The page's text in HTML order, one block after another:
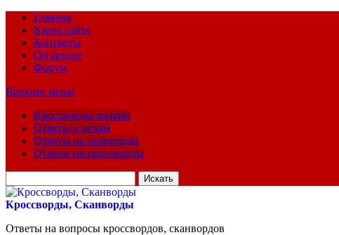
Главная
Карта сайта
Контакты
Об авторе
Форум
Верхнее меню
Кроссворды онлайн
Ответы к играм
Ответы на сканворды
Ответы на кроссворды
для:
Кроссворды, Сканворды
Ответы на вопросы кроссвордов, сканвордов